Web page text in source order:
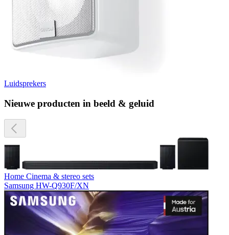
Luidsprekers
Nieuwe producten in beeld & geluid
Home Cinema & stereo sets
Samsung HW-Q930F/XN